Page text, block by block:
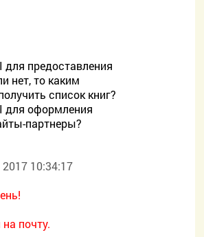
для предоставления
нет, то каким
список книг?
для оформления
партнеры?
10:34:17
почту.